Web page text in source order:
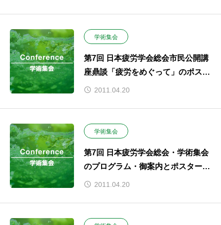
学術集会
第7回 日本疲労学会総会市民公開講
座鼎談「疲労をめぐって」のポスタ
ーを掲載致しました
2011.04.20
学術集会
第7回 日本疲労学会総会・学術集会
のプログラム・御案内とポスターを
掲載致しました
2011.04.20